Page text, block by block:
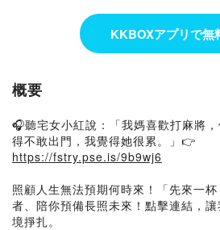
KKBOXアプリで無
概要
🎧聽宅女小紅說：「我媽喜歡打麻將
得不敢出門，我覺得她很累。」👉
https://fstry.pse.is/9b9wj6
照顧人生無法預期何時來！「先來一
者、陪你預備長照未來！點擊連結，
境掙扎。